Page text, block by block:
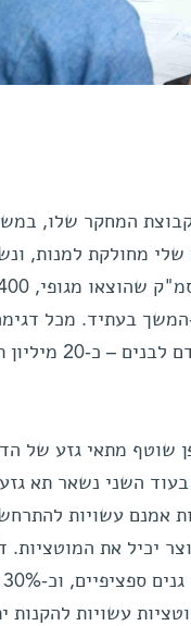
המחקר שלו,
מחולקת למנות,
המשך בעתיד. מכל
האדומים, שאינם
שוטף מתאי גזע של
השני נשאר תא
אמנם עשויות
יכיל את המוטציות.
עשויות להקנות